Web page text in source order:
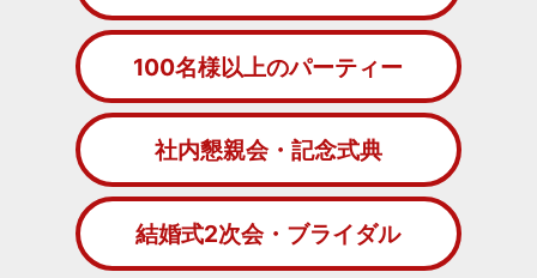
100名様以上のパーティー
社内懇親会・記念式典
結婚式2次会・ブライダル